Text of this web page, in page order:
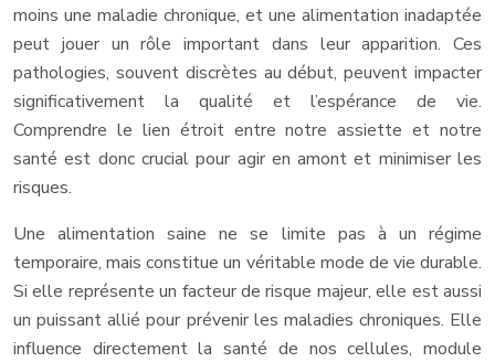
moins une maladie chronique, et une alimentation inadaptée
peut jouer un rôle important dans leur apparition. Ces
pathologies, souvent discrètes au début, peuvent impacter
significativement la qualité et l’espérance de vie.
Comprendre le lien étroit entre notre assiette et notre
santé est donc crucial pour agir en amont et minimiser les
risques.
Une alimentation saine ne se limite pas à un régime
temporaire, mais constitue un véritable mode de vie durable.
Si elle représente un facteur de risque majeur, elle est aussi
un puissant allié pour prévenir les maladies chroniques. Elle
influence directement la santé de nos cellules, module